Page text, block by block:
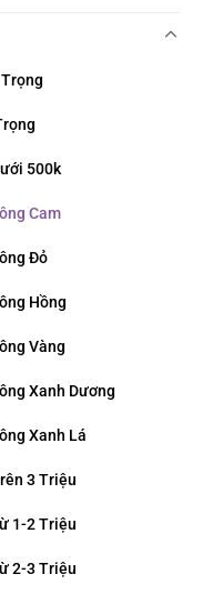
500k
Cam
Đỏ
Hồng
Vàng
Xanh Dương
Xanh Lá
3 Triệu
1-2 Triệu
2-3 Triệu